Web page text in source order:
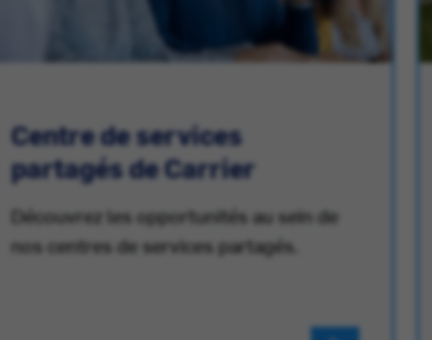
Centre de services
partagés de Carrier
Découvrez les opportunités au sein de
nos centres de services partagés.